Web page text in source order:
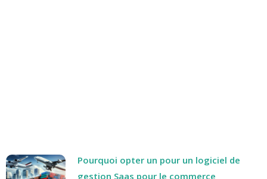
Pourquoi opter un pour un logiciel de
gestion Saas pour le commerce